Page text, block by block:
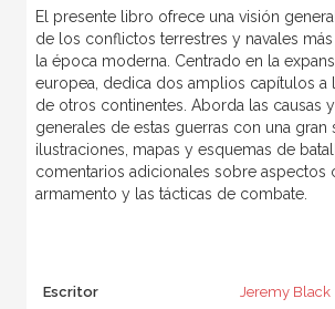
El presente libro ofrece una visión
de los conflictos terrestres y navales
la época moderna. Centrado en la
europea, dedica dos amplios capítulos a
de otros continentes. Aborda las causas
generales de estas guerras con una
ilustraciones, mapas y esquemas de
comentarios adicionales sobre aspectos
armamento y las tácticas de combate.
Escritor
Jeremy Black